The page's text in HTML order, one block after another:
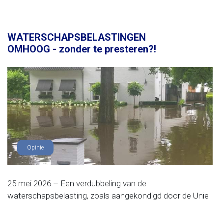
WATERSCHAPSBELASTINGEN
OMHOOG - zonder te presteren?!
Opinie
25 mei 2026 – Een verdubbeling van de
waterschapsbelasting, zoals aangekondigd door de Unie